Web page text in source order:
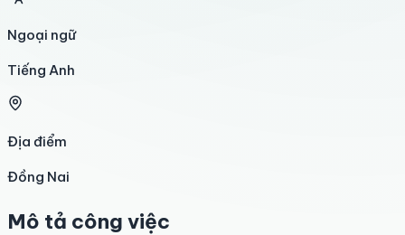
Ngoại ngữ
Tiếng Anh
Địa điểm
Đồng Nai
Mô tả công việc